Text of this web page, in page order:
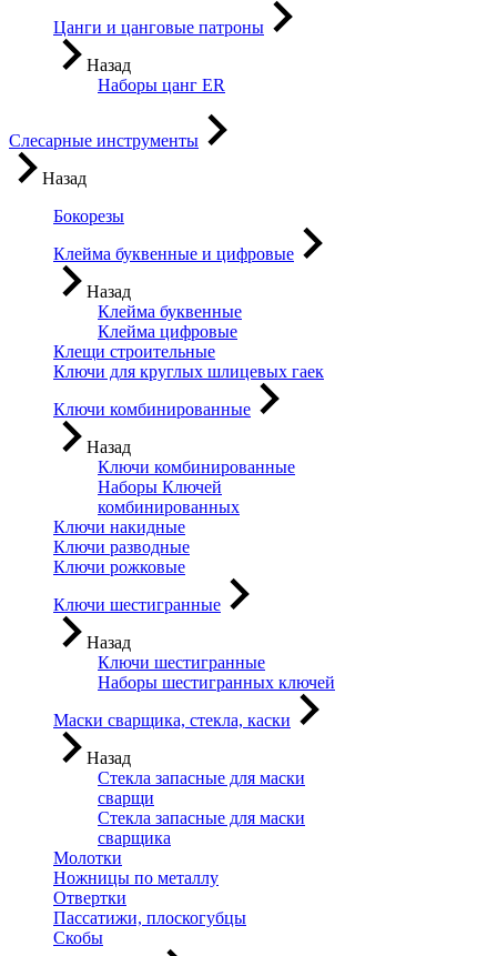
Цанги и цанговые патроны
Назад
Наборы цанг ER
Слесарные инструменты
Назад
Бокорезы
Клейма буквенные и цифровые
Назад
Клейма буквенные
Клейма цифровые
Клещи строительные
Ключи для круглых шлицевых гаек
Ключи комбинированные
Назад
Ключи комбинированные
Наборы Ключей
комбинированных
Ключи накидные
Ключи разводные
Ключи рожковые
Ключи шестигранные
Назад
Ключи шестигранные
Наборы шестигранных ключей
Маски сварщика, стекла, каски
Назад
Стекла запасные для маски
сварщи
Стекла запасные для маски
сварщика
Молотки
Ножницы по металлу
Отвертки
Пассатижи, плоскогубцы
Скобы